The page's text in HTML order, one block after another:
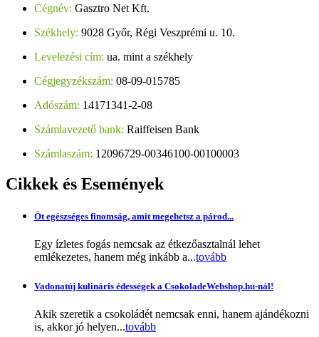
Cégnév: Gasztro Net Kft.
Székhely: 9028 Győr, Régi Veszprémi u. 10.
Levelezési cím: ua. mint a székhely
Cégjegyzékszám: 08-09-015785
Adószám: 14171341-2-08
Számlavezető bank: Raiffeisen Bank
Számlaszám: 12096729-00346100-00100003
Cikkek és Események
Öt egészséges finomság, amit megehetsz a párod...
Egy ízletes fogás nemcsak az étkezőasztalnál lehet
emlékezetes, hanem még inkább a...tovább
Vadonatúj kulináris édességek a CsokoladeWebshop.hu-nál!
Akik szeretik a csokoládét nemcsak enni, hanem ajándékozni
is, akkor jó helyen...tovább